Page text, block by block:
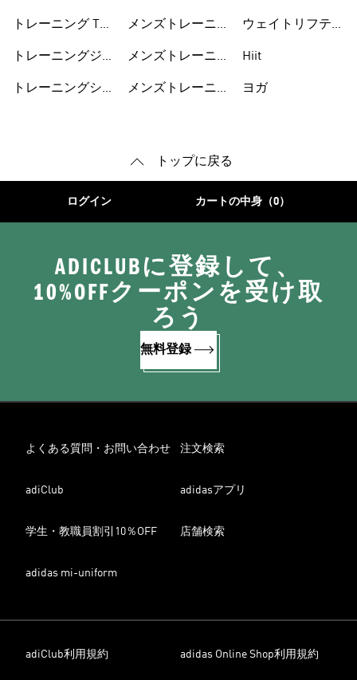
トレーニング Tシ
トレーニングジャ
トレーニングショ
メンズトレーニン
メンズトレーニン
メンズトレーニン
ウェイトリフティ
Hiit
ヨガ
トップに戻る
ログイン カートの中身（0）
ADICLUBに登録して、
10%OFFクーポンを受け取
ろう
無料登録
よくある質問・お問い合わせ 注文検索
adiClub adidasアプリ
学生・教職員割引10％OFF 店舗検索
adidas mi-uniform
adiClub利用規約 adidas Online Shop利用規約